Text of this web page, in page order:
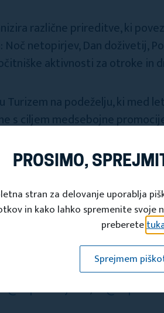
različne prireditve, ki
netopirjev, Dan doživetij,
aktivnosti za otroke in
Turizem na podeželju, ki med
s ciljem medsebojne
s Stičiščem
za turistično podobo
izboljšanju infrastrukture
med sosednjimi občinami
@zupanovajama, IG
PROSIMO,
stran za delovanje uporablja
in kako lahko spremenite svoje
preberete
Sprejmem